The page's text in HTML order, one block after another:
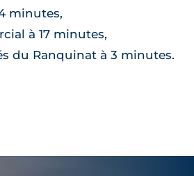
minutes,
à 17 minutes,
du Ranquinat à 3 minutes.